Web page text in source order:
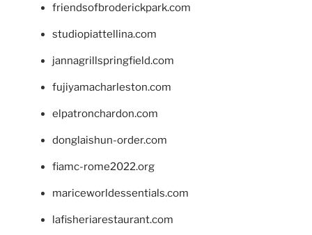
friendsofbroderickpark.com
studiopiattellina.com
jannagrillspringfield.com
fujiyamacharleston.com
elpatronchardon.com
donglaishun-order.com
fiamc-rome2022.org
mariceworldessentials.com
lafisheriarestaurant.com